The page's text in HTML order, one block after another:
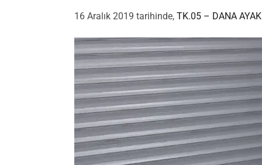
16 Aralık 2019 tarihinde, TK.05 – DANA